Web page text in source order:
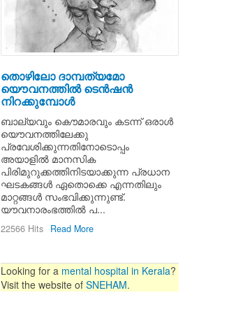
തൊഴിലോ ദാമ്പത്യമോ
യൌവനത്തില്‍ ടെന്‍ഷന്‍
നിറക്കുമ്പോള്‍
ബാല്യവും കൌമാരവും കടന്ന്‍ ഒരാള്‍
യൌവനത്തിലേക്കു
പ്രവേശിക്കുന്നതിനോടൊപ്പം
അയാളില്‍ മാനസിക
പിരിമുറുക്കത്തിനിടയാക്കുന്ന പ്രധാന
ഘടകങ്ങള്‍ ഏതൊക്കെ എന്നതിലും
മാറ്റങ്ങള്‍ സംഭവിക്കുന്നുണ്ട്.
യൗവനാരംഭത്തില്‍ പ...
22566 Hits Read More
Looking for a mental hospital in Kerala?
Visit the website of SNEHAM.